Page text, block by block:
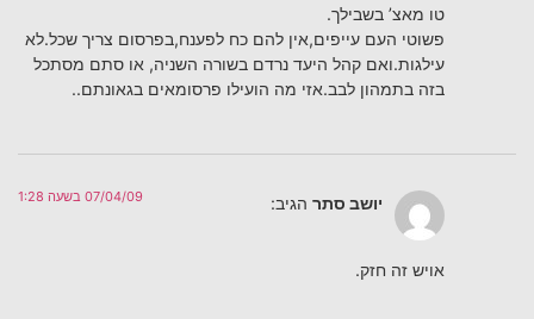
טו מאצ’ בשבילך.
פשוטי העם עייפים,אין להם כח לפענח,בפרסום צריך שכל.לא
עילגות.ואם קהל היעד נרדם בשורה השניה, או סתם מסתכל
בזה בתמהון לבב.אזי מה הועילו פרסומאים בגאונתם..
יושב סתר הגיב: 07/04/09 בשעה 1:28
אויש זה חזק.